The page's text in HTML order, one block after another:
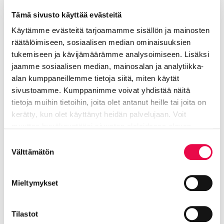
Tämä sivusto käyttää evästeitä
Käytämme evästeitä tarjoamamme sisällön ja mainosten
räätälöimiseen, sosiaalisen median ominaisuuksien
tukemiseen ja kävijämäärämme analysoimiseen. Lisäksi
jaamme sosiaalisen median, mainosalan ja analytiikka-
alan kumppaneillemme tietoja siitä, miten käytät
sivustoamme. Kumppanimme voivat yhdistää näitä
tietoja muihin tietoihin, joita olet antanut heille tai joita on
kerätty, kun olet käyttänyt heidän palvelujaan. Voit
valinta
Välttämätön
Mieltymykset
Tilastot
Lisätiedot
Sundman Päivi
Kaupunginpuutarhuri
Tekninen toimiala
paivi.sundman@riihimaki.fi
Suunnittelun ja toiminnanohjauksen
suunnittelun palvelualue